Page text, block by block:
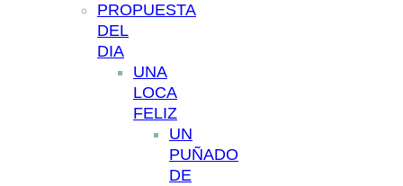
PROPUESTA
DEL
DIA
UNA
LOCA
FELIZ
UN
PUÑADO
DE